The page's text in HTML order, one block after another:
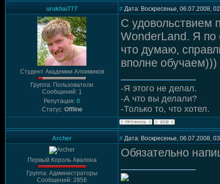
urukhai777 # Дата: Воскресенье, 06.07.2008,
Студент Академии Алхимиков
Группа: Пользователи
Сообщений: 1
Репутация: 0
Статус: Offline
С удовольствием
WonderLand. Я по
что думаю,
вполне
-Я этого не делал.
-А что вы делали?
-Только то, что хотел.
Archer # Дата: Воскресенье, 06.07.2008,
Первый Король Авалона
Группа: Администраторы
Сообщений: 2856
Обязательно